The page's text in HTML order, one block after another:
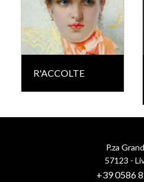
R'ACCOLTE
P.za
57123 -
+39 0586